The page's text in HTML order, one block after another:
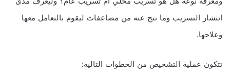
انتشار التسريب وما نتج عنه من مضاعفات ليقوم بالتعامل معها
وعلاجها.
تتكون عملية التشخيص من الخطوات التالية: